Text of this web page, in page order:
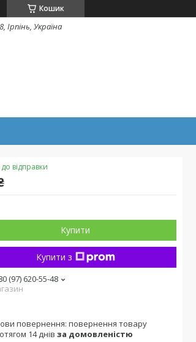
Кошик
Ірпінь, Україна
відправки
Купити
Купити з
(97) 620-55-48
повернення товару
14 днів за домовленістю